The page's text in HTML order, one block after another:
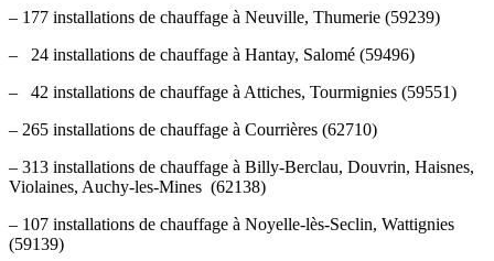
– 177 installations de chauffage à Neuville, Thumerie (59239)
– 24 installations de chauffage à Hantay, Salomé (59496)
– 42 installations de chauffage à Attiches, Tourmignies (59551)
– 265 installations de chauffage à Courrières (62710)
– 313 installations de chauffage à Billy-Berclau, Douvrin, Haisnes,
Violaines, Auchy-les-Mines (62138)
– 107 installations de chauffage à Noyelle-lès-Seclin, Wattignies
(59139)